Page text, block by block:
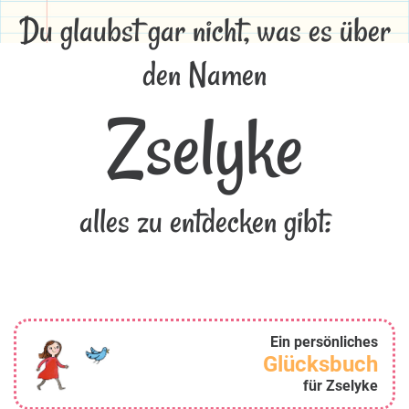
Du glaubst gar nicht, was es über
den Namen
Zselyke
alles zu entdecken gibt:
Ein persönliches
Glücksbuch
für Zselyke